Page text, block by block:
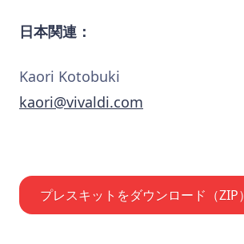
日本関連：
Kaori Kotobuki
kaori@vivaldi.com
プレスキットをダウンロード（ZIP）